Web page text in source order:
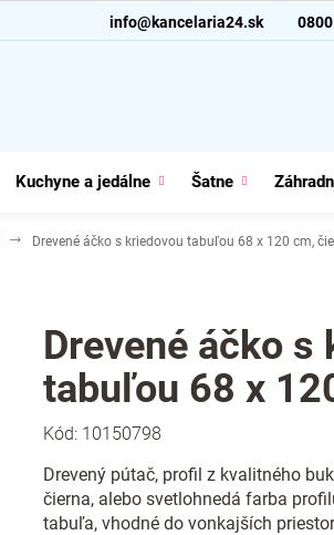
info@kancelaria24.sk
Kuchyne a jedálne Šatne
Drevené áčko s kriedovou tabuľou 68 x 120 cm,
Drevené áčko s
tabuľou 68 x
Kód: 10150798
Drevený pútač, profil z kvalitného
čierna, alebo svetlohnedá farba
tabuľa, vhodné do vonkajších